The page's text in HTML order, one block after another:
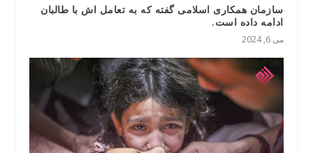
سازمان همکاری اسلامی گفته که به تعامل اش با طالبان
ادامه داده است.
می 6, 2024